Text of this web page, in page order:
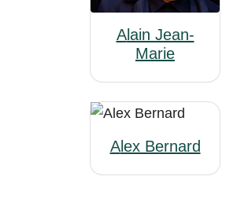
Alain Jean-
Marie
Alex Bernard